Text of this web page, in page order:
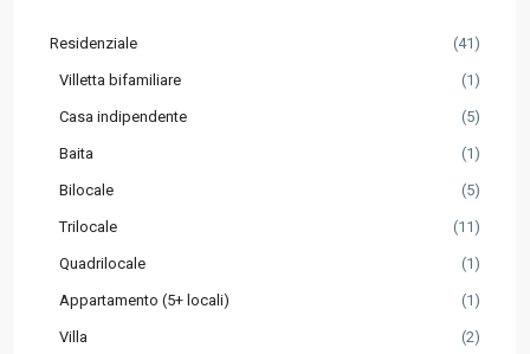
Residenziale (41)
Villetta bifamiliare (1)
Casa indipendente (5)
Baita (1)
Bilocale (5)
Trilocale (11)
Quadrilocale (1)
Appartamento (5+ locali) (1)
Villa (2)